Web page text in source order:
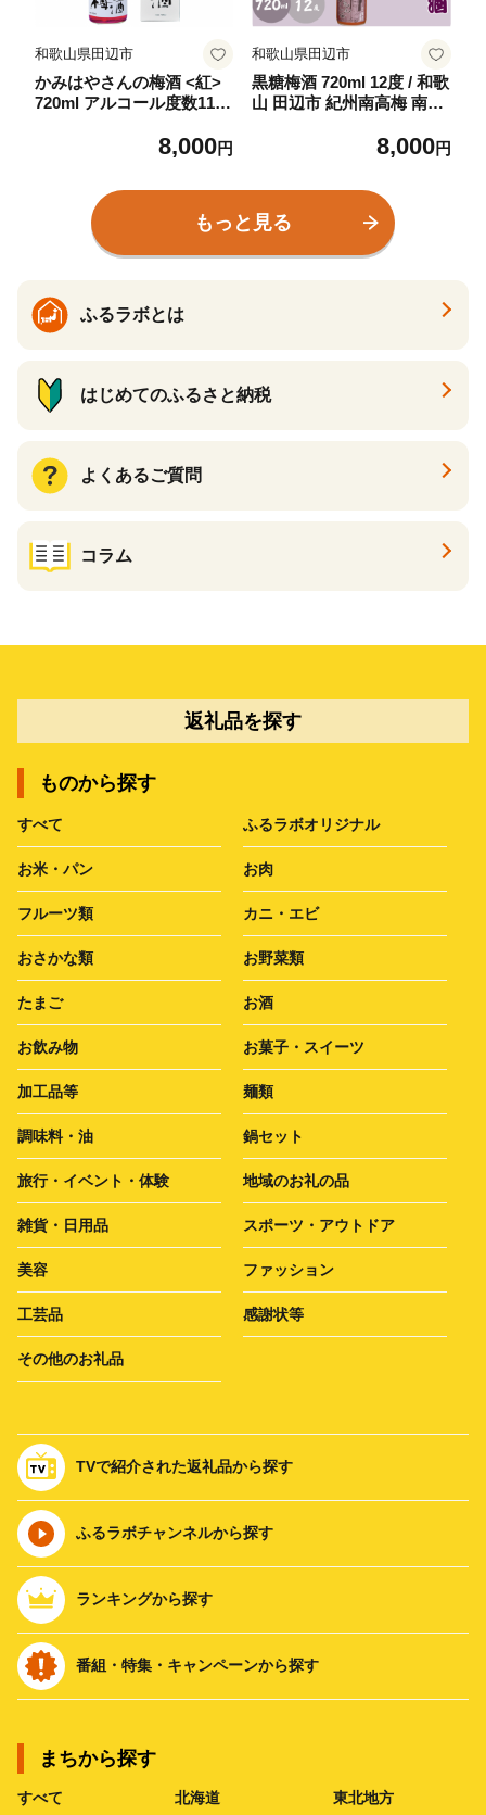
和歌山県田辺市
かみはやさんの梅酒 <紅>
720ml アルコール度数11％
梅 南高梅 和歌山 紀州産 完
お歳暮 リキュール【okh02
8,000円
和歌山県田辺市
黒糖梅酒 720ml 12度 / 和歌
山 田辺市 紀州南高梅 南高
り ギフト 家飲み 酒 お酒
ョン 黒糖 ばばあの梅酒【d
nm002】
8,000円
もっと見る
ふるラボとは
はじめてのふるさと納税
よくあるご質問
コラム
返礼品を探す
ものから探す
すべて ふるラボオリジナル
お米・パン お肉
フルーツ類 カニ・エビ
おさかな類 お野菜類
たまご お酒
お飲み物 お菓子・スイーツ
加工品等 麺類
調味料・油 鍋セット
旅行・イベント・体験 地域のお礼の品
雑貨・日用品 スポーツ・アウトドア
美容 ファッション
工芸品 感謝状等
その他のお礼品
TVで紹介された返礼品から探す
ふるラボチャンネルから探す
ランキングから探す
番組・特集・キャンペーンから探す
まちから探す
すべて 北海道 東北地方